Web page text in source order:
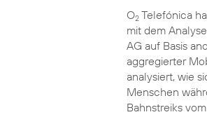
O2Telefónica
mit dem
AG auf Basis
aggregierter
analysiert, wie
Menschen
Bahnstreiks vom